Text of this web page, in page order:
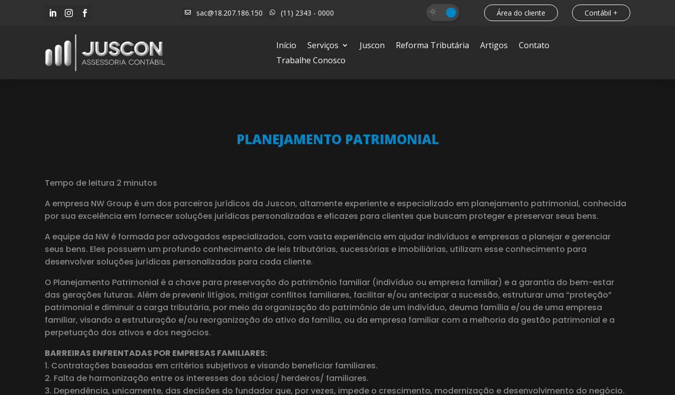
    sac@18.207.186.150  (11) 2343 - 0000 Área do cliente Contábil +
Início Serviços Juscon Reforma Tributária Artigos
Contato
Trabalhe Conosco
PLANEJAMENTO PATRIMONIAL
Tempo de leitura 2 minutos
A empresa NW Group é um dos parceiros jurídicos da Juscon, altamente experiente e especializado em planejamento patrimonial, conhecida
por sua excelência em fornecer soluções jurídicas personalizadas e eficazes para clientes que buscam proteger e preservar seus bens.
A equipe da NW é formada por advogados especializados, com vasta experiência em ajudar indivíduos e empresas a planejar e gerenciar
seus bens. Eles possuem um profundo conhecimento de leis tributárias, sucessórias e imobiliárias, utilizam esse conhecimento para
desenvolver soluções jurídicas personalizadas para cada cliente.
O Planejamento Patrimonial é a chave para preservação do patrimônio familiar (indivíduo ou empresa familiar) e a garantia do bem-estar
das gerações futuras. Além de prevenir litígios, mitigar conflitos familiares, facilitar e/ou antecipar a sucessão, estruturar uma “proteção”
patrimonial e diminuir a carga tributária, por meio da organização do patrimônio de um indivíduo, deuma família e/ou de uma empresa
familiar, visando a estruturação e/ou reorganização do ativo da família, ou da empresa familiar com a melhoria da gestão patrimonial e a
perpetuação dos ativos e dos negócios.
BARREIRAS ENFRENTADAS POR EMPRESAS FAMILIARES:
1. Contratações baseadas em critérios subjetivos e visando beneficiar familiares.
2. Falta de harmonização entre os interesses dos sócios/ herdeiros/ familiares.
3. Dependência, unicamente, das decisões do fundador que, por vezes, impede o crescimento, modernização e desenvolvimento do negócio.